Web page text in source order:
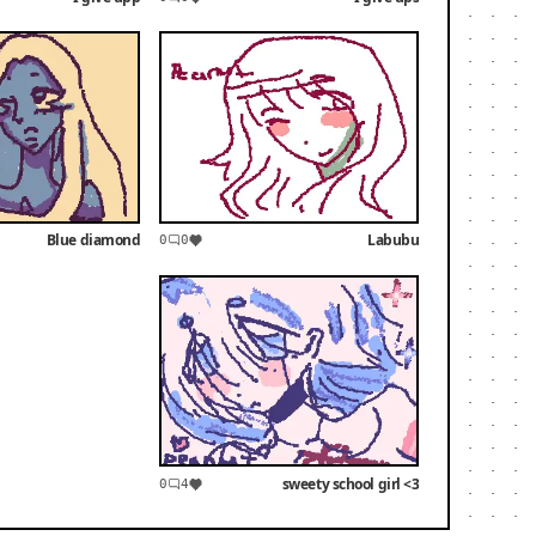
Labubu
0
0
Blue diamond
sweety school girl <3
4
0